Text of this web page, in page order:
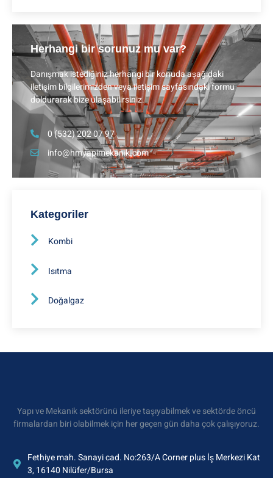
Herhangi bir sorunuz mu var?
Danışmak istediğiniz herhangi bir konuda aşağıdaki
iletişim bilgilerimizden veya iletişim sayfasındaki formu
doldurarak bize ulaşabilirsiniz.
0 (532) 202 07 97
info@hmyapimekanik.com
Kategoriler
Kombi
Isıtma
Doğalgaz
Yapı ve Mekanik sektörünü ileriye taşıyabilmek ve sektörde öncü
firmalardan biri olabilmek için her geçen gün daha çok çalışıyoruz.
Fethiye mah. Sanayi cad. No:263/A Corner plus İş Merkezi Kat
3, 16140 Nilüfer/Bursa